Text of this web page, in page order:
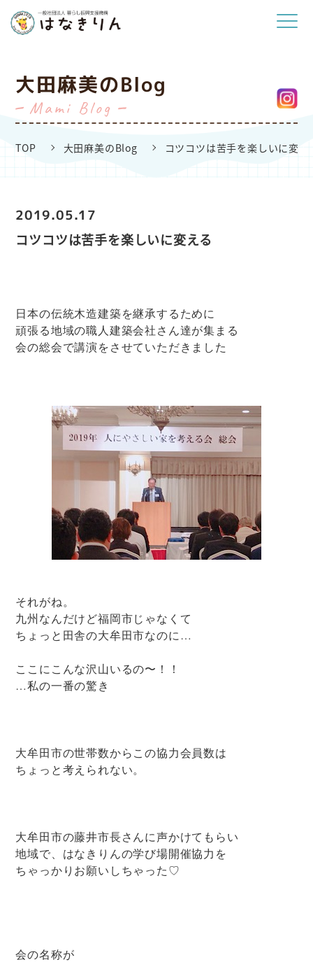
大田麻美のBlog
Mami Blog
TOP 大田麻美のBlog コツコツは苦手を楽しいに変え
2019.05.17
コツコツは苦手を楽しいに変える
日本の伝統木造建築を継承するために
頑張る地域の職人建築会社さん達が集まる
会の総会で講演をさせていただきました
それがね。
九州なんだけど福岡市じゃなくて
ちょっと田舎の大牟田市なのに…
ここにこんな沢山いるの〜！！
…私の一番の驚き
大牟田市の世帯数からこの協力会員数は
ちょっと考えられない。
大牟田市の藤井市長さんに声かけてもらい
地域で、はなきりんの学び場開催協力を
ちゃっかりお願いしちゃった♡
会の名称が